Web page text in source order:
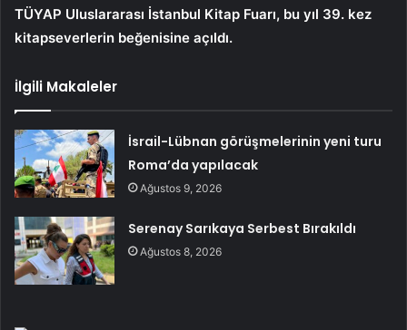
TÜYAP Uluslararası İstanbul Kitap Fuarı, bu yıl 39. kez
kitapseverlerin beğenisine açıldı.
İlgili Makaleler
İsrail-Lübnan görüşmelerinin yeni turu
Roma’da yapılacak
Ağustos 9, 2026
Serenay Sarıkaya Serbest Bırakıldı
Ağustos 8, 2026